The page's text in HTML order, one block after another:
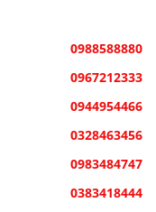
0988588880
0967212333
0944954466
0328463456
0983484747
0383418444